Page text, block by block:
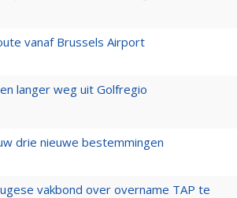
vanaf Brussels Airport
langer weg uit Golfregio
drie nieuwe bestemmingen
vakbond over overname TAP te